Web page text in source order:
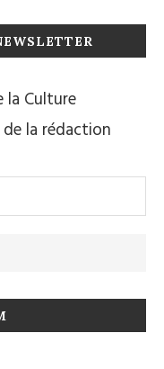
la Culture
la rédaction